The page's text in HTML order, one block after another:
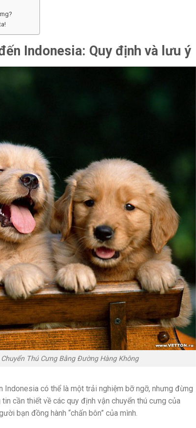
Indonesia: Quy định và lưu ý
Thú Cưng Bằng Đường Hàng Không
có thể là một trải nghiệm bỡ ngỡ, nhưng đừng
cần thiết về các quy định vận chuyển thú cưng của
bạn đồng hành “chấn bôn” của mình.